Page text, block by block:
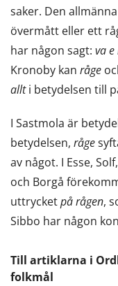
saker. Den
övermått eller ett
har någon sagt: va
Kronoby kan råge
allti betydelsen till
I Sastmola är
betydelsen, råge
av något. I Esse,
och Borgå
uttrycketpå rågen,
Sibbo har någon
Till artiklarna i
folkmål